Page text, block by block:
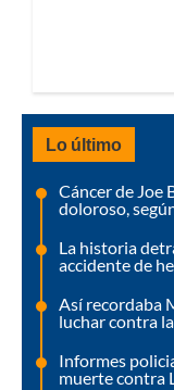
Lo último
Cáncer de Joe
doloroso,
La historia
accidente de
Así recordaba
luchar contra
Informes
muerte contra